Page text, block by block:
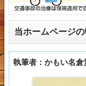
当ホームページ
執筆者：かもい名